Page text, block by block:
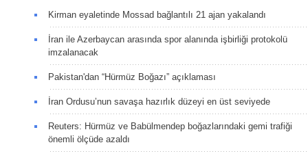
Kirman eyaletinde Mossad bağlantılı 21 ajan yakalandı
İran ile Azerbaycan arasında spor alanında işbirliği protokolü
imzalanacak
Pakistan'dan “Hürmüz Boğazı” açıklaması
İran Ordusu’nun savaşa hazırlık düzeyi en üst seviyede
Reuters: Hürmüz ve Babülmendep boğazlarındaki gemi trafiği
önemli ölçüde azaldı